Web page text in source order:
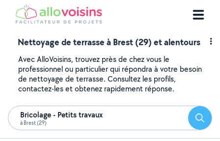
Nettoyage de terrasse à Brest (29) et alentours
Avec AlloVoisins, trouvez près de chez vous le
professionnel ou particulier qui répondra à votre besoin
de nettoyage de terrasse. Consultez les profils,
contactez-les et obtenez rapidement réponse.
Bricolage - Petits travaux
à Brest (29)